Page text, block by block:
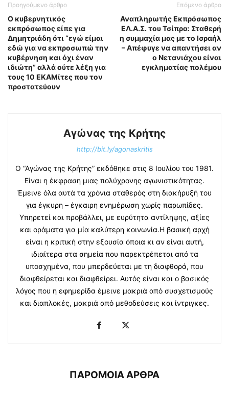
Προηγούμενο άρθρο
Ο κυβερνητικός
εκπρόσωπος είπε για
Δημητριάδη ότι “εγώ είμαι
εδώ για να εκπροσωπώ την
κυβέρνηση και όχι έναν
ιδιώτη” αλλά ούτε λέξη για
τους 10 ΕΚΑΜίτες που τον
προστατεύουν
Επόμενο άρθρο
Αναπληρωτής Εκπρόσωπος
ΕΛ.Α.Σ. του Τσίπρα: Σταθερή
η συμμαχία μας με το Ισραήλ
– Απέφυγε να απαντήσει αν
ο Νετανιάχου είναι
εγκληματίας πολέμου
Αγώνας της Κρήτης
http://bit.ly/agonaskritis
Ο “Αγώνας της Κρήτης” εκδόθηκε στις 8 Ιουλίου του 1981.
Είναι η έκφραση μιας πολύχρονης αγωνιστικότητας.
Έμεινε όλα αυτά τα χρόνια σταθερός στη διακήρυξή του
για έγκυρη – έγκαιρη ενημέρωση χωρίς παρωπίδες.
Υπηρετεί και προβάλλει, με ευρύτητα αντίληψης, αξίες
και οράματα για μία καλύτερη κοινωνία.Η βασική αρχή
είναι η κριτική στην εξουσία όποια κι αν είναι αυτή,
ιδιαίτερα στα σημεία που παρεκτρέπεται από τα
υποσχημένα, που μπερδεύεται με τη διαφθορά, που
διαφθείρεται και διαφθείρει. Αυτός είναι και ο βασικός
λόγος που η εφημερίδα έμεινε μακριά από συσχετισμούς
και διαπλοκές, μακριά από μεθοδεύσεις και ίντριγκες.
ΠΑΡΟΜΟΙΑ ΑΡΘΡΑ